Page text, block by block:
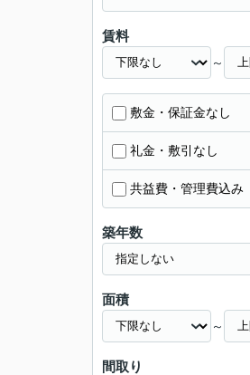
賃料
～
敷金・保証金なし
礼金・敷引なし
共益費・管理費込み
築年数
面積
～
間取り